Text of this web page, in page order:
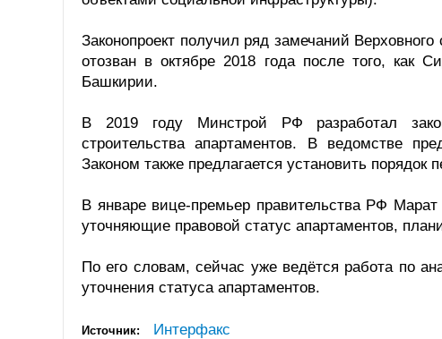
Законопроект получил ряд замечаний
отозван в октябре 2018 года после того, как
Башкирии.
В 2019 году Минстрой РФ разработал
строительства апартаментов. В ведомстве
Законом также предлагается установить
В январе вице-премьер правительства РФ
уточняющие правовой статус апартаментов,
По его словам, сейчас уже ведётся работа по
уточнения статуса апартаментов.
Источник: Интерфакс